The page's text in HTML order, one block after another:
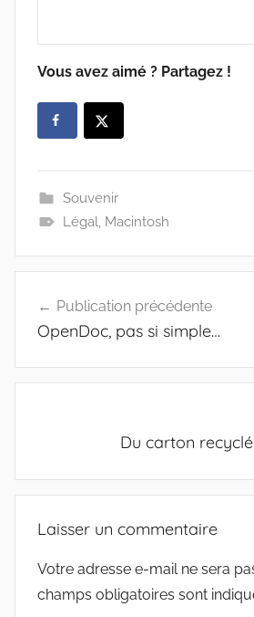
Vous avez aimé ? Partagez !
Souvenir
Légal, Macintosh
de
Publication précédente
OpenDoc, pas si simple…
Du carton
Laisser un commentaire
Votre adresse e-mail ne sera
champs obligatoires sont